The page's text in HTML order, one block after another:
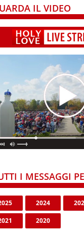
IL VIDEO
I MESSAGGI
2024
2020